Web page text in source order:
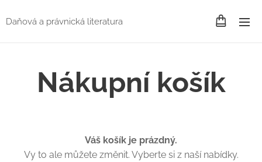
Daňová a právnická literatura
Nákupní košík
Váš košík je prázdný.
Vy to ale můžete změnit. Vyberte si z naší nabídky.